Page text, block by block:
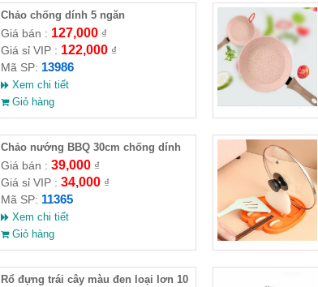
Chảo chống dính 5 ngăn
Giá bán : 127,000₫
Giá sỉ VIP : 122,000₫
Mã SP: 13986
Xem chi tiết
Giỏ hàng
Chảo nướng BBQ 30cm chống dính
Giá bán : 39,000₫
Giá sỉ VIP : 34,000₫
Mã SP: 11365
Xem chi tiết
Giỏ hàng
Rổ đựng trái cây màu đen loại lơn 10